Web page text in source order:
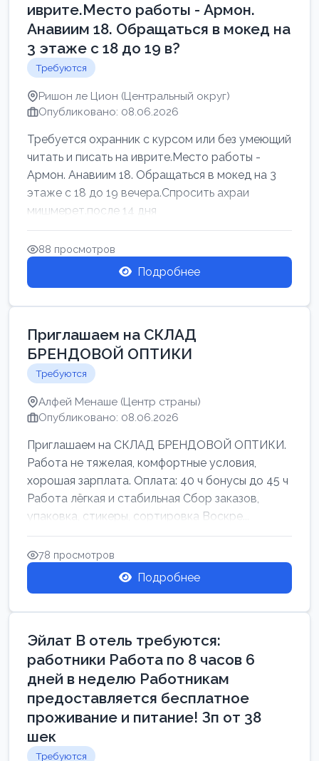
иврите.Место работы - Армон.
Анавиим 18. Обращаться в мокед на
3 этаже с 18 до 19 в?
Требуются
Ришон ле Цион (Центральный округ)
Опубликовано: 08.06.2026
Требуется охранник с курсом или без умеющий
читать и писать на иврите.Место работы -
Армон. Анавиим 18. Обращаться в мокед на 3
этаже с 18 до 19 вечера.Спросить ахраи
мишмерет.после 14 дня
88 просмотров
Подробнее
Приглашаем на СКЛАД
БРЕНДОВОЙ ОПТИКИ
Требуются
Алфей Менаше (Центр страны)
Опубликовано: 08.06.2026
Приглашаем на СКЛАД БРЕНДОВОЙ ОПТИКИ.
Работа не тяжелая, комфортные условия,
хорошая зарплата. Оплата: 40 ч бонусы до 45 ч
Работа лёгкая и стабильная Сбор заказов,
упаковка, стикеры, сортировка Воскре...
78 просмотров
Подробнее
Эйлат В отель требуются:
работники Работа по 8 часов 6
дней в неделю Работникам
предоставляется бесплатное
проживание и питание! Зп от 38
шек
Требуются